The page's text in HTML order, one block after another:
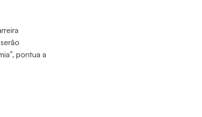
pontua a